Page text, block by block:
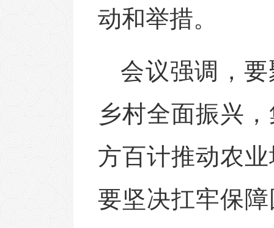
动和举措。
会议强调，
乡村全面振兴
方百计推动农
要坚决扛牢保